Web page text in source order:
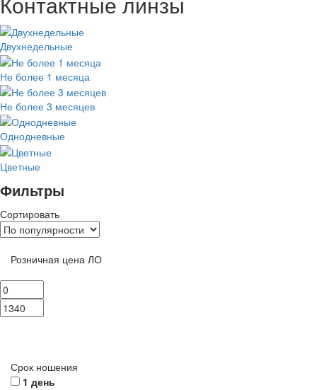
Двухнедельные
Не более 1 месяца
Не более 3 месяцев
Однодневные
Цветные
Фильтры
Сортировать
Розничная цена ЛО
Срок ношения
1 день